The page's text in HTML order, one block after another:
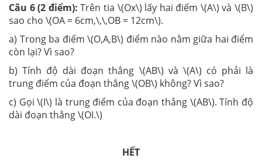
Câu 6 (2 điểm):Trên tia \(Ox\) lấy hai điểm \(A\) và \(B\)
sao cho \(OA = 6cm,\,\,OB = 12cm\).
a) Trong ba điểm \(O,A,B\) điểm nào nằm giữa hai điểm
còn lại? Vì sao?
b) Tính độ dài đoạn thẳng \(AB\) và \(A\) có phải là
trung điểm của đoạn thẳng \(OB\) không? Vì sao?
c) Gọi \(I\) là trung điểm của đoạn thẳng \(AB\). Tính độ
dài đoạn thẳng \(OI.\)
HẾT